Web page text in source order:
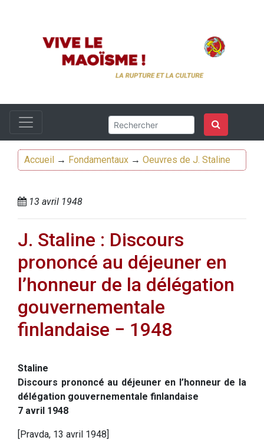
Accueil → Fondamentaux → Oeuvres de J. Staline
13 avril 1948
J. Staline : Discours
prononcé au déjeuner en
l’honneur de la délégation
gouvernementale
finlandaise − 1948
Staline
Discours prononcé au déjeuner en l’honneur de la
délégation gouvernementale finlandaise
7 avril 1948
[Pravda, 13 avril 1948]